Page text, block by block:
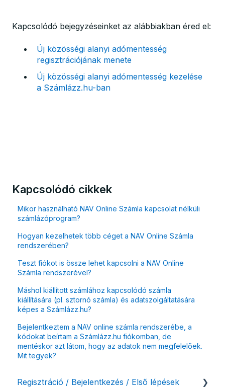
Kapcsolódó bejegyzéseinket az alábbiakban éred el:
Új közösségi alanyi adómentesség
regisztrációjának menete
Új közösségi alanyi adómentesség kezelése
a Számlázz.hu-ban
Kapcsolódó cikkek
Mikor használható NAV Online Számla kapcsolat nélküli
számlázóprogram?
Hogyan kezelhetek több céget a NAV Online Számla
rendszerében?
Teszt fiókot is össze lehet kapcsolni a NAV Online
Számla rendszerével?
Máshol kiállított számlához kapcsolódó számla
kiállítására (pl. sztornó számla) és adatszolgáltatására
képes a Számlázz.hu?
Bejelentkeztem a NAV online számla rendszerébe, a
kódokat beírtam a Számlázz.hu fiókomban, de
mentéskor azt látom, hogy az adatok nem megfelelőek.
Mit tegyek?
Regisztráció / Bejelentkezés / Első lépések